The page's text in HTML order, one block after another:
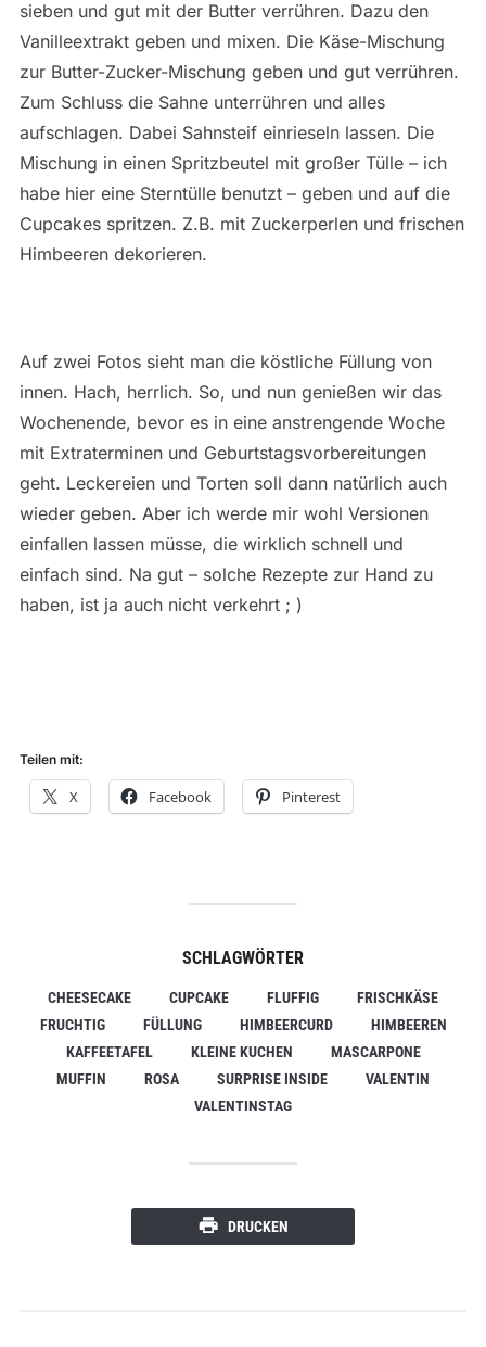
sieben und gut mit der Butter verrühren. Dazu den
Vanilleextrakt geben und mixen. Die Käse-Mischung
zur Butter-Zucker-Mischung geben und gut verrühren.
Zum Schluss die Sahne unterrühren und alles
aufschlagen. Dabei Sahnsteif einrieseln lassen. Die
Mischung in einen Spritzbeutel mit großer Tülle – ich
habe hier eine Sterntülle benutzt – geben und auf die
Cupcakes spritzen. Z.B. mit Zuckerperlen und frischen
Himbeeren dekorieren.
Auf zwei Fotos sieht man die köstliche Füllung von
innen. Hach, herrlich. So, und nun genießen wir das
Wochenende, bevor es in eine anstrengende Woche
mit Extraterminen und Geburtstagsvorbereitungen
geht. Leckereien und Torten soll dann natürlich auch
wieder geben. Aber ich werde mir wohl Versionen
einfallen lassen müsse, die wirklich schnell und
einfach sind. Na gut – solche Rezepte zur Hand zu
haben, ist ja auch nicht verkehrt ; )
Teilen mit:
X Facebook Pinterest
SCHLAGWÖRTER
CHEESECAKE CUPCAKE FLUFFIG
FRISCHKÄSE
FRUCHTIG
FÜLLUNG HIMBEERCURD
HIMBEEREN
KAFFEETAFEL
KLEINE KUCHEN
MASCARPONE
MUFFIN
ROSA SURPRISE INSIDE
VALENTIN
VALENTINSTAG
DRUCKEN